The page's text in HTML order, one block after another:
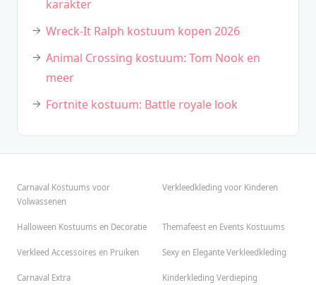
karakter
Wreck-It Ralph kostuum kopen 2026
Animal Crossing kostuum: Tom Nook en
meer
Fortnite kostuum: Battle royale look
Carnaval Kostuums voor
Volwassenen
Verkleedkleding voor Kinderen
Halloween Kostuums en Decoratie Themafeest en Events Kostuums
Verkleed Accessoires en Pruiken Sexy en Elegante Verkleedkleding
Carnaval Extra Kinderkleding Verdieping